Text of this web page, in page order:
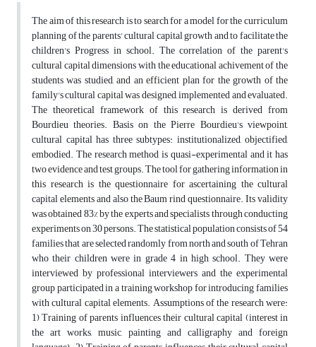
The aim of this research is to search for a model for the curriculum
planning of the parents' cultural capital growth and to facilitate the
children's Progress in school. The correlation of the parent's
cultural capital dimensions with the educational achivement of the
students was studied, and an efficient plan for the growth of the
family's cultural capital was designed, implemented and evaluated.
The theoretical framework of this research is derived from
Bourdieu theories. Basis on the Pierre Bourdieu's viewpoint,
cultural capital has three subtypes: institutionalized, objectified,
embodied. The research method is quasi-experimental and it has
two evidence and test groups. The tool for gathering information in
this research is the questionnaire for ascertaining the cultural
capital elements and also the Baum rind questionnaire. Its validity
was obtained 83% by the experts and specialists through conducting
experiments on 30 persons. The statistical population consists of 54
families that are selected randomly from north and south of Tehran
who their children were in grade 4 in high school. They were
interviewed by professional interviewers and the experimental
group participated in a training workshop for introducing families
with cultural capital elements. Assumptions of the research were:
1) Training of parents influences their cultural capital (interest in
the art works, music, painting and calligraphy and foreign